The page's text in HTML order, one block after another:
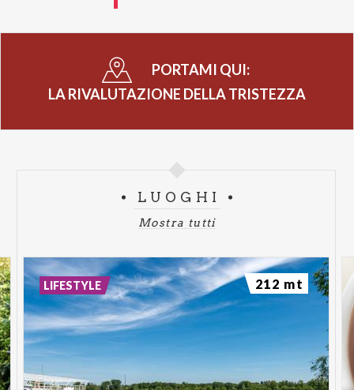
PORTAMI QUI:
LA RIVALUTAZIONE DELLA TRISTEZZA
LUOGHI
Mostra tutti
LIFESTYLE 212 mt